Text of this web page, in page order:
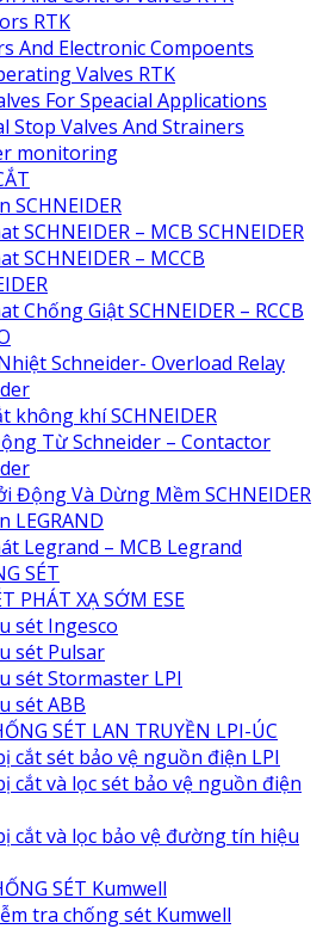
RTK
And Electronic Compoents
Valves RTK
For Speacial Applications
Stop Valves And Strainers
monitoring
SCHNEIDER
SCHNEIDER – MCB SCHNEIDER
SCHNEIDER – MCCB
Chống Giật SCHNEIDER – RCCB
Schneider- Overload Relay
không khí SCHNEIDER
Từ Schneider – Contactor
Động Và Dừng Mềm SCHNEIDER
LEGRAND
Legrand – MCB Legrand
SÉT
PHÁT XẠ SỚM ESE
sét Ingesco
sét Pulsar
sét Stormaster LPI
sét ABB
SÉT LAN TRUYỀN LPI-ÚC
cắt sét bảo vệ nguồn điện LPI
cắt và lọc sét bảo vệ nguồn điện
cắt và lọc bảo vệ đường tín hiệu
SÉT Kumwell
tra chống sét Kumwell